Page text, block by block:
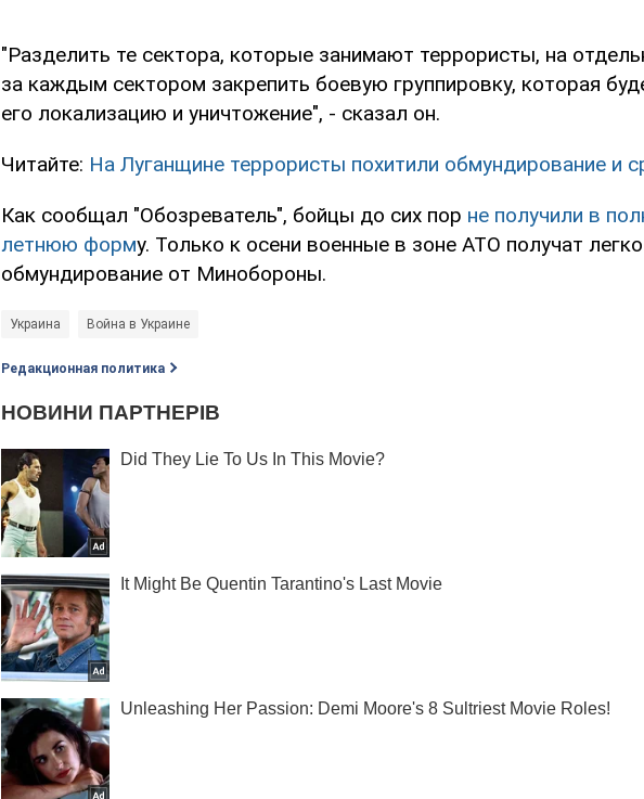
"Разделить те сектора, которые занимают террористы, на
за каждым сектором закрепить боевую группировку, которая
его локализацию и уничтожение", - сказал он.
Читайте: На Луганщине террористы похитили обмундирование и
Как сообщал "Обозреватель", бойцы до сих пор не получили в
летнюю форму. Только к осени военные в зоне АТО получат
обмундирование от Минобороны.
Украина Война в Украине
Редакционная политика